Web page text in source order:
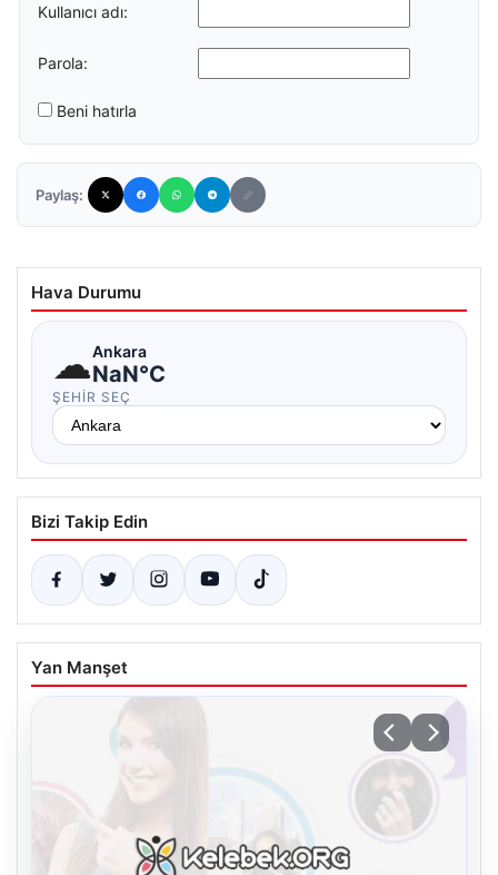
Kullanıcı adı:
Parola:
Beni hatırla
Paylaş:
Hava Durumu
☁Ankara
NaN°C
ŞEHIR SEÇ
Bizi Takip Edin
Yan Manşet